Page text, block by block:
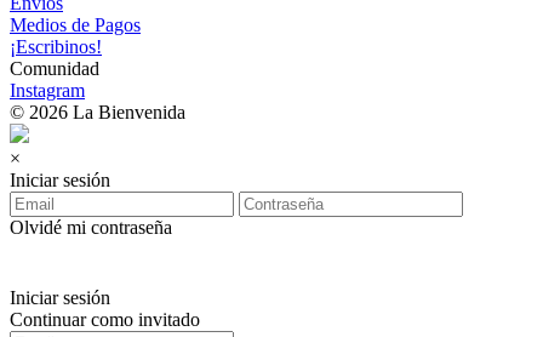
Medios de Pagos
¡Escribinos!
Comunidad
Instagram
© 2026 La Bienvenida
×
Iniciar sesión
Olvidé mi contraseña
Iniciar sesión
Continuar como invitado